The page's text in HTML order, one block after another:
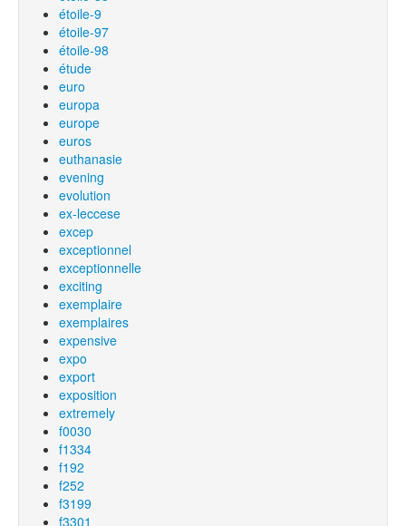
étoile-9
étoile-97
étoile-98
étude
euro
europa
europe
euros
euthanasie
evening
evolution
ex-leccese
excep
exceptionnel
exceptionnelle
exciting
exemplaire
exemplaires
expensive
expo
export
exposition
extremely
f0030
f1334
f192
f252
f3199
f3301